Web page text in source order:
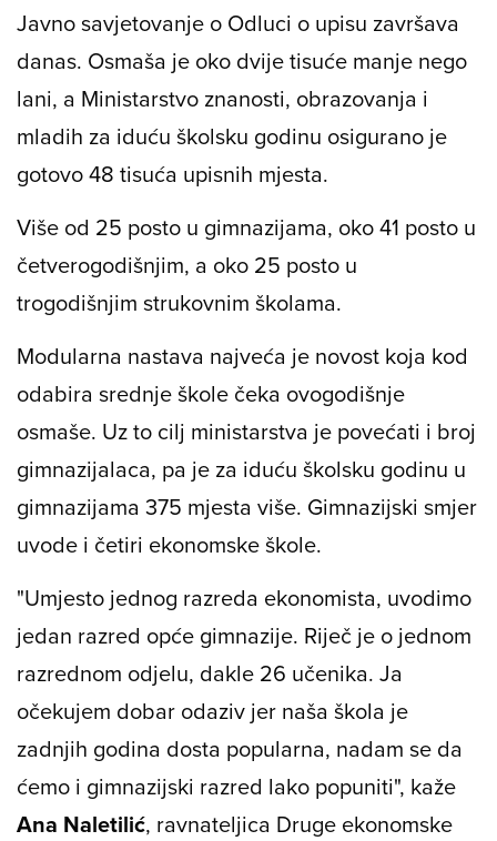
Javno savjetovanje o Odluci o upisu završava
danas. Osmaša je oko dvije tisuće manje nego
lani, a Ministarstvo znanosti, obrazovanja i
mladih za iduću školsku godinu osigurano je
gotovo 48 tisuća upisnih mjesta.
Više od 25 posto u gimnazijama, oko 41 posto u
četverogodišnjim, a oko 25 posto u
trogodišnjim strukovnim školama.
Modularna nastava najveća je novost koja kod
odabira srednje škole čeka ovogodišnje
osmaše. Uz to cilj ministarstva je povećati i broj
gimnazijalaca, pa je za iduću školsku godinu u
gimnazijama 375 mjesta više. Gimnazijski smjer
uvode i četiri ekonomske škole.
"Umjesto jednog razreda ekonomista, uvodimo
jedan razred opće gimnazije. Riječ je o jednom
razrednom odjelu, dakle 26 učenika. Ja
očekujem dobar odaziv jer naša škola je
zadnjih godina dosta popularna, nadam se da
ćemo i gimnazijski razred lako popuniti", kaže
Ana Naletilić, ravnateljica Druge ekonomske